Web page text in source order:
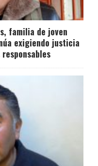
familia de joven
exigiendo justicia